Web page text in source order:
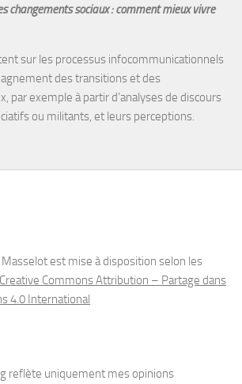
changements sociaux : comment mieux vivre
sur les processus infocommunicationnels
des transitions et des
par exemple à partir d’analyses de discours
ou militants, et leurs perceptions.
est mise à disposition selon les
Commons Attribution – Partage dans
4.0 International
reflète uniquement mes opinions